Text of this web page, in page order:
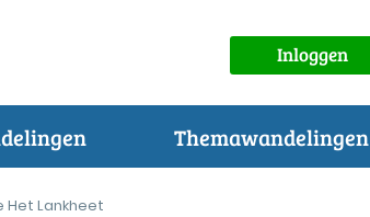
Inloggen
Themawandelingen
Het Lankheet